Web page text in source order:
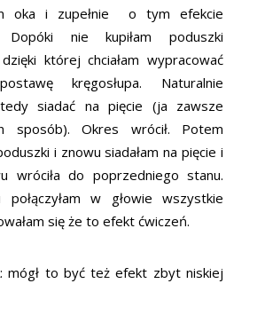
oka i zupełnie o tym efekcie
Dopóki nie kupiłam poduszki
której chciałam wypracować
kręgosłupa. Naturalnie
siadać na pięcie (ja zawsze
Okres wrócił. Potem
i znowu siadałam na pięcie i
wróciła do poprzedniego stanu.
w głowie wszystkie
się że to efekt ćwiczeń.
mógł to być też efekt zbyt niskiej